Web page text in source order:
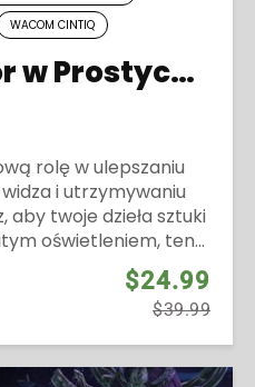
WACOM CINTIQ
Światło i Kolor w Prostych Krokach
rolę w ulepszaniu
i utrzymywaniu
aby twoje dzieła sztuki
oświetleniem, ten...
$24.99
$39.99